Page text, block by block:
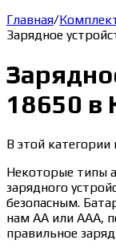
Главная/
Зарядное
18650 в
В этой категории
Некоторые типы
зарядного
безопасным.
нам АА или ААА,
правильное